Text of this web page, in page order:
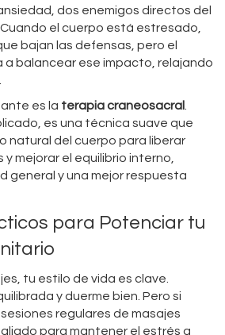
dos enemigos directos del
el cuerpo está estresado,
bajan las defensas, pero el
a balancear ese impacto, relajando
es la terapia craneosacral
es una técnica suave que
natural del cuerpo para liberar
mejorar el equilibrio interno,
general y una mejor respuesta
para Potenciar tu
tu estilo de vida es clave.
y duerme bien. Pero si
regulares de masajes
para mantener el estrés a